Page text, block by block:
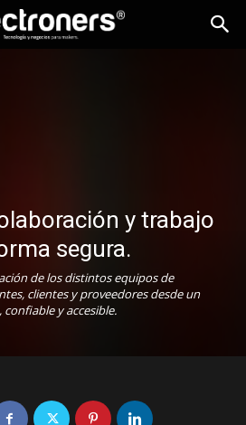
y trabajo
segura.
de los distintos equipos de
clientes y proveedores desde un
y accesible.